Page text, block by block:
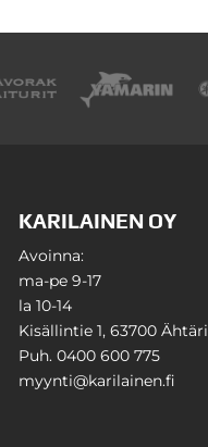
KARILAINEN OY
Avoinna:
ma-pe 9-17
la 10-14
Kisällintie 1, 63700 Ähtäri
Puh. 0400 600 775
myynti@karilainen.fi